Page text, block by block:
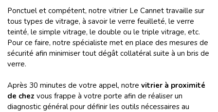
Ponctuel et compétent, notre vitrier Le Cannet travaille sur
tous types de vitrage, à savoir le verre feuilleté, le verre
teinté, le simple vitrage, le double ou le triple vitrage, etc.
Pour ce faire, notre spécialiste met en place des mesures de
sécurité afin minimiser tout dégât collatéral suite à un bris de
verre.
Après 30 minutes de votre appel, notre vitrier à proximité
de chez vous frappe à votre porte afin de réaliser un
diagnostic général pour définir les outils nécessaires au